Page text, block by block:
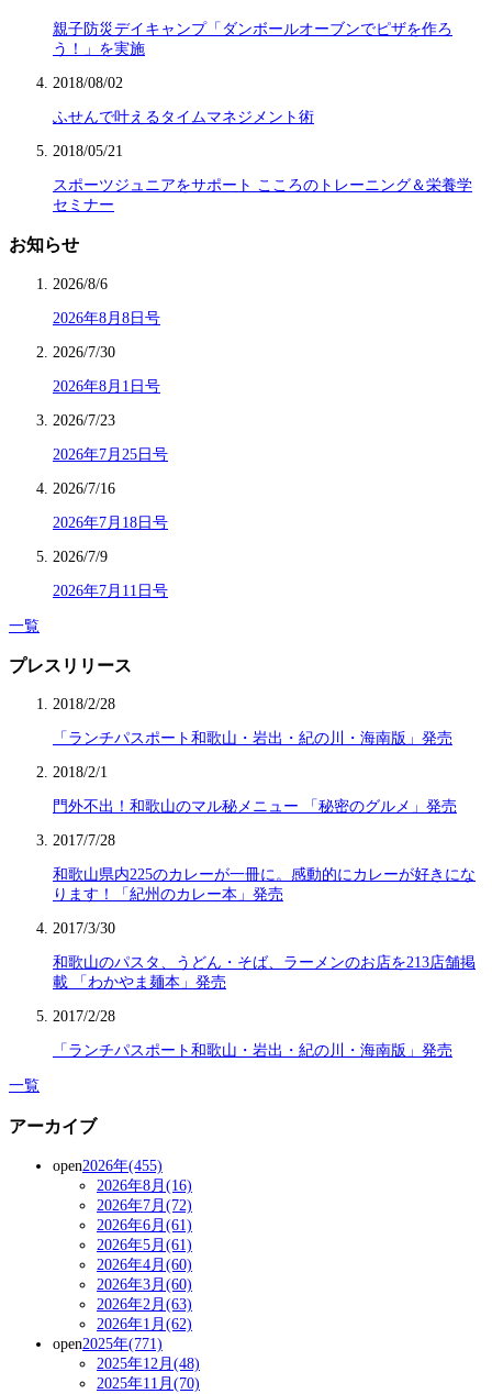
親子防災デイキャンプ「ダンボールオーブンでピザを作ろ
う！」を実施
2018/08/02
ふせんで叶えるタイムマネジメント術
2018/05/21
スポーツジュニアをサポート こころのトレーニング＆栄養学
セミナー
お知らせ
2026/8/6
2026年8月8日号
2026/7/30
2026年8月1日号
2026/7/23
2026年7月25日号
2026/7/16
2026年7月18日号
2026/7/9
2026年7月11日号
一覧
プレスリリース
2018/2/28
「ランチパスポート和歌山・岩出・紀の川・海南版」発売
2018/2/1
門外不出！和歌山のマル秘メニュー 「秘密のグルメ」発売
2017/7/28
和歌山県内225のカレーが一冊に。感動的にカレーが好きにな
ります！「紀州のカレー本」発売
2017/3/30
和歌山のパスタ、うどん・そば、ラーメンのお店を213店舗掲
載 「わかやま麺本」発売
2017/2/28
「ランチパスポート和歌山・岩出・紀の川・海南版」発売
一覧
アーカイブ
open2026年(455)
2026年8月(16)
2026年7月(72)
2026年6月(61)
2026年5月(61)
2026年4月(60)
2026年3月(60)
2026年2月(63)
2026年1月(62)
open2025年(771)
2025年12月(48)
2025年11月(70)